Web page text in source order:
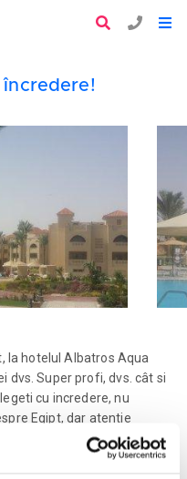
la hotelul Albatros Aqua
dvs. Super profi, dvs. cât si
cu incredere, nu
Egipt, dar atentie
un resort bun. Aici jos
de la Travel Matters.